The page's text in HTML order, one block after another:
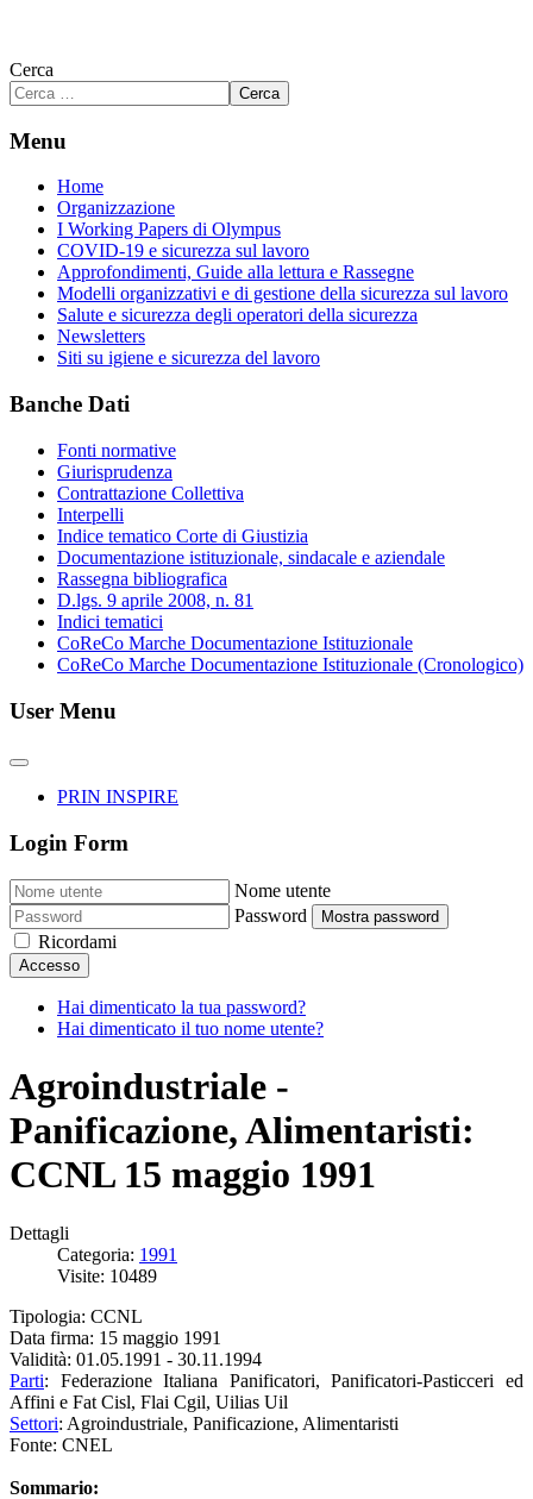
Cerca
Cerca
Menu
Home
Organizzazione
I Working Papers di Olympus
COVID-19 e sicurezza sul lavoro
Approfondimenti, Guide alla lettura e Rassegne
Modelli organizzativi e di gestione della sicurezza sul lavoro
Salute e sicurezza degli operatori della sicurezza
Newsletters
Siti su igiene e sicurezza del lavoro
Banche Dati
Fonti normative
Giurisprudenza
Contrattazione Collettiva
Interpelli
Indice tematico Corte di Giustizia
Documentazione istituzionale, sindacale e aziendale
Rassegna bibliografica
D.lgs. 9 aprile 2008, n. 81
Indici tematici
CoReCo Marche Documentazione Istituzionale
CoReCo Marche Documentazione Istituzionale (Cronologico)
User Menu
PRIN INSPIRE
Login Form
Nome utente
Password
Mostra password
Ricordami
Accesso
Hai dimenticato la tua password?
Hai dimenticato il tuo nome utente?
Agroindustriale -
Panificazione, Alimentaristi:
CCNL 15 maggio 1991
Dettagli
Categoria: 1991
Visite: 10489
Tipologia: CCNL
Data firma: 15 maggio 1991
Validità: 01.05.1991 - 30.11.1994
Parti: Federazione Italiana Panificatori, Panificatori-Pasticceri ed
Affini e Fat Cisl, Flai Cgil, Uilias Uil
Settori: Agroindustriale, Panificazione, Alimentaristi
Fonte: CNEL
Sommario: